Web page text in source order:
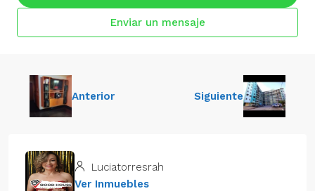
Enviar un mensaje
Anterior Siguiente
Luciatorresrah
Ver Inmuebles